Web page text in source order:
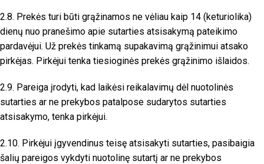
2.8. Prekės turi būti grąžinamos ne vėliau kaip 14 (keturiolika)
dienų nuo pranešimo apie sutarties atsisakymą pateikimo
pardavėjui. Už prekės tinkamą supakavimą grąžinimui atsako
pirkėjas. Pirkėjui tenka tiesioginės prekės grąžinimo išlaidos.
2.9. Pareiga įrodyti, kad laikėsi reikalavimų dėl nuotolinės
sutarties ar ne prekybos patalpose sudarytos sutarties
atsisakymo, tenka pirkėjui.
2.10. Pirkėjui įgyvendinus teisę atsisakyti sutarties, pasibaigia
šalių pareigos vykdyti nuotolinę sutartį ar ne prekybos